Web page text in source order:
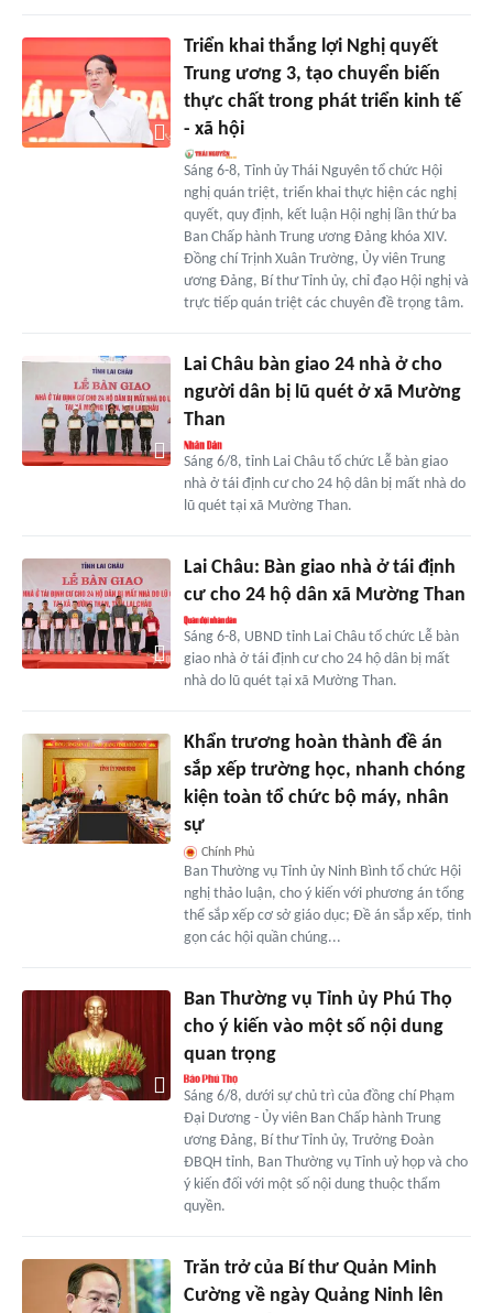
Triển khai thắng lợi Nghị quyết
Trung ương 3, tạo chuyển biến
thực chất trong phát triển kinh tế
- xã hội
Sáng 6-8, Tỉnh ủy Thái Nguyên tổ chức Hội
nghị quán triệt, triển khai thực hiện các nghị
quyết, quy định, kết luận Hội nghị lần thứ ba
Ban Chấp hành Trung ương Đảng khóa XIV.
Đồng chí Trịnh Xuân Trường, Ủy viên Trung
ương Đảng, Bí thư Tỉnh ủy, chỉ đạo Hội nghị và
trực tiếp quán triệt các chuyên đề trọng tâm.
Lai Châu bàn giao 24 nhà ở cho
người dân bị lũ quét ở xã Mường
Than
Sáng 6/8, tỉnh Lai Châu tổ chức Lễ bàn giao
nhà ở tái định cư cho 24 hộ dân bị mất nhà do
lũ quét tại xã Mường Than.
Lai Châu: Bàn giao nhà ở tái định
cư cho 24 hộ dân xã Mường Than
Sáng 6-8, UBND tỉnh Lai Châu tổ chức Lễ bàn
giao nhà ở tái định cư cho 24 hộ dân bị mất
nhà do lũ quét tại xã Mường Than.
Khẩn trương hoàn thành đề án
sắp xếp trường học, nhanh chóng
kiện toàn tổ chức bộ máy, nhân
sự
Chính Phủ
Ban Thường vụ Tỉnh ủy Ninh Bình tổ chức Hội
nghị thảo luận, cho ý kiến với phương án tổng
thể sắp xếp cơ sở giáo dục; Đề án sắp xếp, tinh
gọn các hội quần chúng...
Ban Thường vụ Tỉnh ủy Phú Thọ
cho ý kiến vào một số nội dung
quan trọng
Sáng 6/8, dưới sự chủ trì của đồng chí Phạm
Đại Dương - Ủy viên Ban Chấp hành Trung
ương Đảng, Bí thư Tỉnh ủy, Trưởng Đoàn
ĐBQH tỉnh, Ban Thường vụ Tỉnh uỷ họp và cho
ý kiến đối với một số nội dung thuộc thẩm
quyền.
Trăn trở của Bí thư Quản Minh
Cường về ngày Quảng Ninh lên